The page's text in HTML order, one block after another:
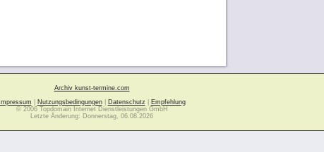
Archiv kunst-termine.com
Impressum
Nutzungsbedingungen| Datenschutz
Empfehlung
© 2006 Topdomain Internet Dienstleistungen GmbH
Letzte Änderung: Donnerstag, 06.08.2026